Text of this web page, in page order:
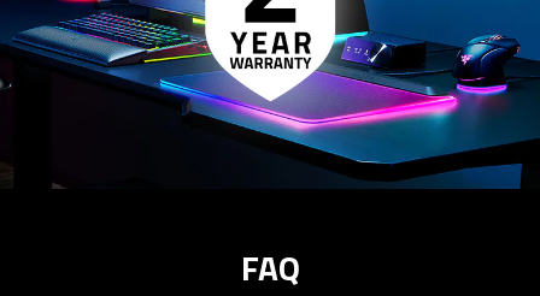
FAQ